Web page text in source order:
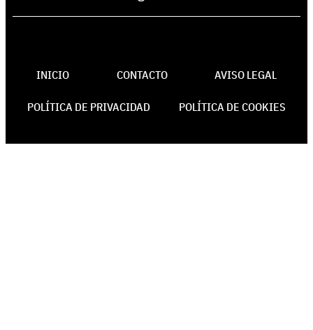
INICIO CONTACTO AVISO LEGAL
POLÍTICA DE PRIVACIDAD POLÍTICA DE COOKIES